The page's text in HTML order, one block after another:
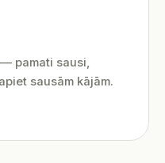
pamati sausi,
sausām kājām.